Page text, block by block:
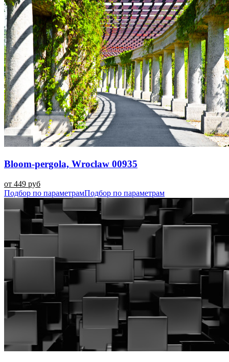
Bloom-pergola, Wroclaw 00935
от 449 руб
Подбор по параметрамПодбор по параметрам